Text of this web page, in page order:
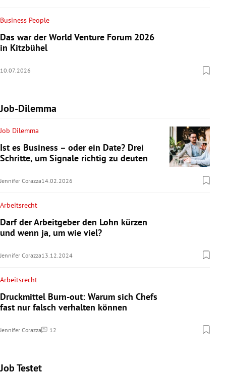
Business People
Das war der World Venture Forum 2026
in Kitzbühel
10.07.2026
Job-Dilemma
Job Dilemma
Ist es Business – oder ein Date? Drei
Schritte, um Signale richtig zu deuten
Jennifer Corazza14.02.2026
Arbeitsrecht
Darf der Arbeitgeber den Lohn kürzen
und wenn ja, um wie viel?
Jennifer Corazza13.12.2024
Arbeitsrecht
Druckmittel Burn-out: Warum sich Chefs
fast nur falsch verhalten können
Jennifer Corazza 12
Kommentare
Job Testet